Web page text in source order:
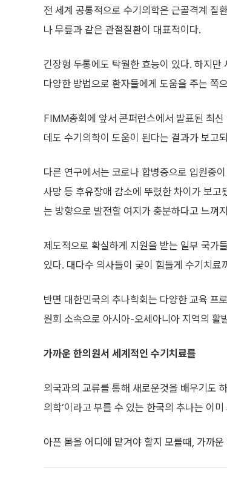
전 세계 공통적으로 수기의학은 근골격계 질
나 무릎과 같은 관절질환이 대표적이다.
긴장형 두통에도 탁월한 효능이 있다. 하지
다양한 방법으로 환자들에게 도움을 주는 쪽
FIMM총회에 앞서 콘퍼런스에서 발표된 최
데도 수기의학이 도움이 된다는 결과가 보고
다른 연구에서는 코로나 합병증으로 입원중
사망 등 후유장애 감소에 뚜렸한 차이가 보
는 방향으로 발전할 여지가 충분하다고 느껴
제도적으로 확실하게 지원을 받는 일부 국가
있다. 대다수 의사들이 궂이 힘들게 수기치료
반면 대한민국의 추나학회는 다양한 교육 프
원회 소속으로 아시아-오세아니아 지역의 활
가까운 한의원서 세계적인 수기치료를
외국과의 교류를 통해 새로운것을 배우기도
의학’이라고 부를 수 있는 한국의 추나는 이
아픈 몸을 어디에 맡겨야 할지 모를때, 가까